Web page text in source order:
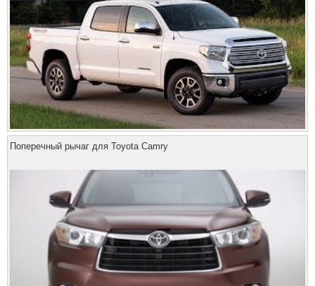
Поперечный рычаг для Toyota Camry